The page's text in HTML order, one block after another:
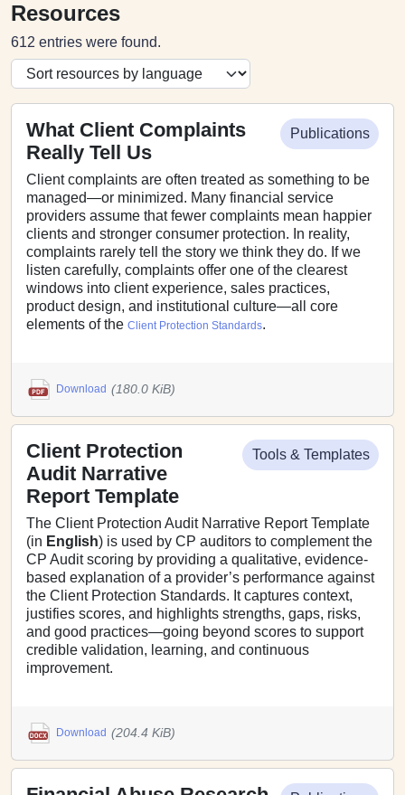
Resources
612 entries were found.
Publications
What Client Complaints
Really Tell Us
Client complaints are often treated as something to be
managed—or minimized. Many financial service
providers assume that fewer complaints mean happier
clients and stronger consumer protection. In reality,
complaints rarely tell the story we think they do. If we
listen carefully, complaints offer one of the clearest
windows into client experience, sales practices,
product design, and institutional culture—all core
elements of the Client Protection Standards.
Download (180.0 KiB)
Tools & Templates
Client Protection
Audit Narrative
Report Template
The Client Protection Audit Narrative Report Template
(in English) is used by CP auditors to complement the
CP Audit scoring by providing a qualitative, evidence-
based explanation of a provider’s performance against
the Client Protection Standards. It captures context,
justifies scores, and highlights strengths, gaps, risks,
and good practices—going beyond scores to support
credible validation, learning, and continuous
improvement.
Download (204.4 KiB)